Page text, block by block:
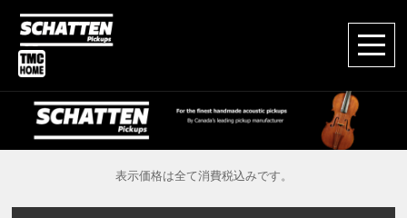
表示価格は全て消費税込みです。